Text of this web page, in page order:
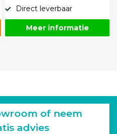
Direct leverbaar
Meer informatie
of neem
advies